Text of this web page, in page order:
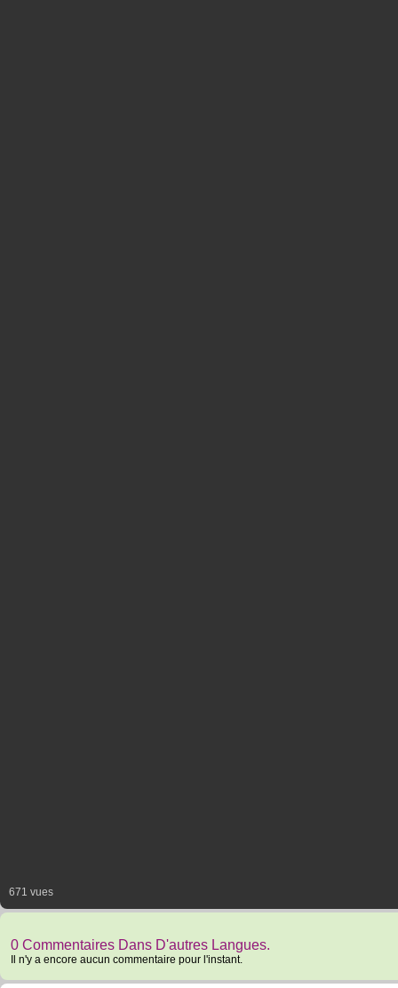
671 vues
0 Commentaires Dans D'autres Langues.
Il n'y a encore aucun commentaire pour l'instant.